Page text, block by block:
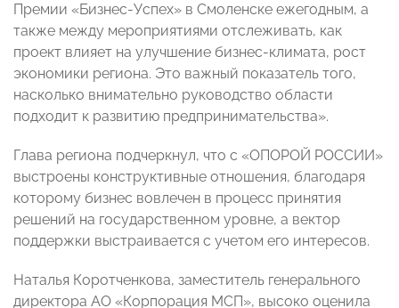
Премии «Бизнес-Успех» в Смоленске ежегодным, а
также между мероприятиями отслеживать, как
проект влияет на улучшение бизнес-климата, рост
экономики региона. Это важный показатель того,
насколько внимательно руководство области
подходит к развитию предпринимательства».
Глава региона подчеркнул, что с «ОПОРОЙ РОССИИ»
выстроены конструктивные отношения, благодаря
которому бизнес вовлечен в процесс принятия
решений на государственном уровне, а вектор
поддержки выстраивается с учетом его интересов.
Наталья Коротченкова, заместитель генерального
директора АО «Корпорация МСП», высоко оценила